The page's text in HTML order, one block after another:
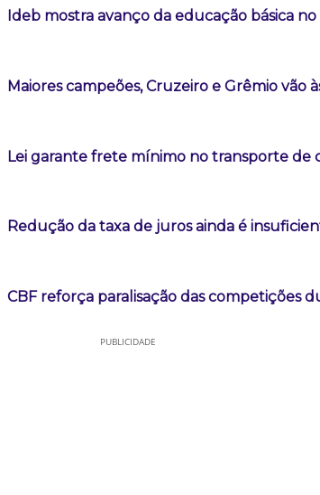
Ideb mostra avanço da educação básica no
Maiores campeões, Cruzeiro e Grêmio vão
Lei garante frete mínimo no transporte de
Redução da taxa de juros ainda é
CBF reforça paralisação das competições
PUBLICIDADE